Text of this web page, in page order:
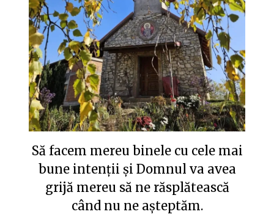
Să facem mereu binele cu cele mai
bune intenții și Domnul va avea
grijă mereu să ne răsplătească
când nu ne așteptăm.